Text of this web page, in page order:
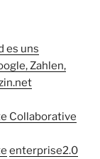
es uns
Zahlen,
Collaborative
enterprise2.0